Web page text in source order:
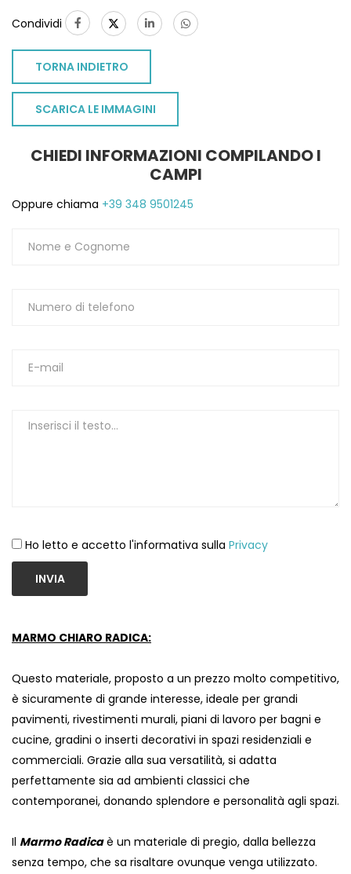
Condividi
TORNA INDIETRO
SCARICA LE IMMAGINI
CHIEDI INFORMAZIONI COMPILANDO I
CAMPI
Oppure chiama +39 348 9501245
Ho letto e accetto l'informativa sulla Privacy
INVIA
MARMO CHIARO RADICA:
Questo materiale, proposto a un prezzo molto competitivo,
è sicuramente di grande interesse, ideale per grandi
pavimenti, rivestimenti murali, piani di lavoro per bagni e
cucine, gradini o inserti decorativi in ​​spazi residenziali e
commerciali. Grazie alla sua versatilità, si adatta
perfettamente sia ad ambienti classici che
contemporanei, donando splendore e personalità agli spazi.
Il Marmo Radicaè un materiale di pregio, dalla bellezza
senza tempo, che sa risaltare ovunque venga utilizzato.